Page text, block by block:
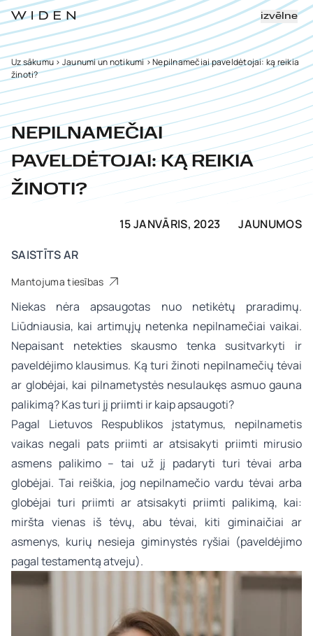
izvēlne
Uz sākumu> Jaunumi un notikumi>Nepilnamečiai paveldėtojai: ką reikia
žinoti?
NEPILNAMEČIAI
PAVELDĖTOJAI: KĄ REIKIA
ŽINOTI?
15 JANVĀRIS, 2023
JAUNUMOS
SAISTĪTS AR
Mantojuma tiesības
Niekas nėra apsaugotas nuo netikėtų praradimų.
Liūdniausia, kai artimųjų netenka nepilnamečiai vaikai.
Nepaisant netekties skausmo tenka susitvarkyti ir
paveldėjimo klausimus. Ką turi žinoti nepilnamečių tėvai
ar globėjai, kai pilnametystės nesulaukęs asmuo gauna
palikimą? Kas turi jį priimti ir kaip apsaugoti?
Pagal Lietuvos Respublikos įstatymus, nepilnametis
vaikas negali pats priimti ar atsisakyti priimti mirusio
asmens palikimo – tai už jį padaryti turi tėvai arba
globėjai. Tai reiškia, jog nepilnamečio vardu tėvai arba
globėjai turi priimti ar atsisakyti priimti palikimą, kai:
miršta vienas iš tėvų, abu tėvai, kiti giminaičiai ar
asmenys, kurių nesieja giminystės ryšiai (paveldėjimo
pagal testamentą atveju).